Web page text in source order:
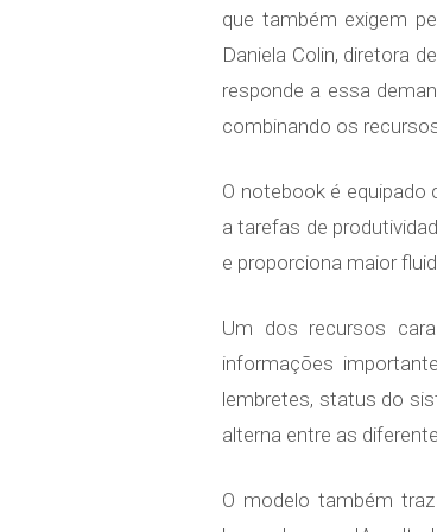
que também exigem
Daniela Colin, diretora
responde a essa
combinando os
O notebook é equipado
a tarefas de
e proporciona maior
Um dos recursos
informações
lembretes, status do
alterna entre as
O modelo também